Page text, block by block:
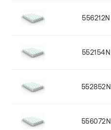
556212N
552154N
552852N
556072N